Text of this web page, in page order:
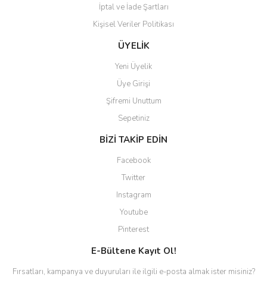
İptal ve İade Şartları
Kişisel Veriler Politikası
ÜYELİK
Yeni Üyelik
Üye Girişi
Şifremi Unuttum
Sepetiniz
BİZİ TAKİP EDİN
Facebook
Twitter
Instagram
Youtube
Pinterest
E-Bültene Kayıt Ol!
Fırsatları, kampanya ve duyuruları ile ilgili e-posta almak ister misiniz?